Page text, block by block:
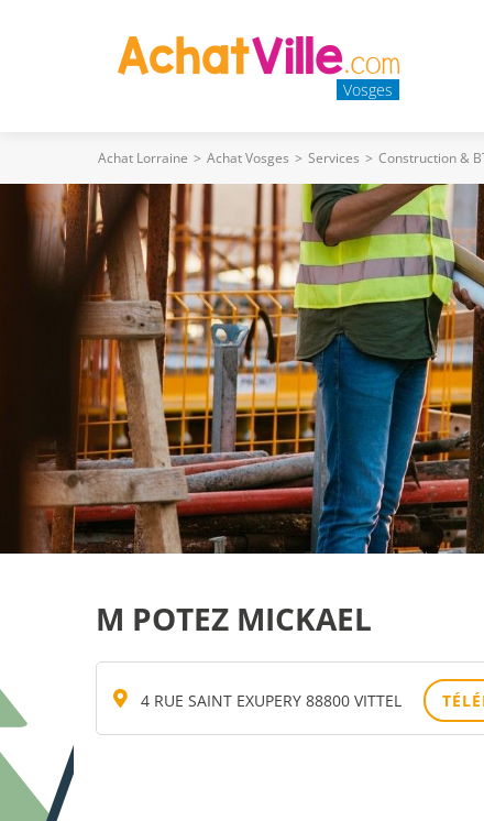
Vosges
Achat Lorraine > Achat Vosges > Services > Construction &
M POTEZ MICKAEL
4 RUE SAINT EXUPERY 88800 VITTEL